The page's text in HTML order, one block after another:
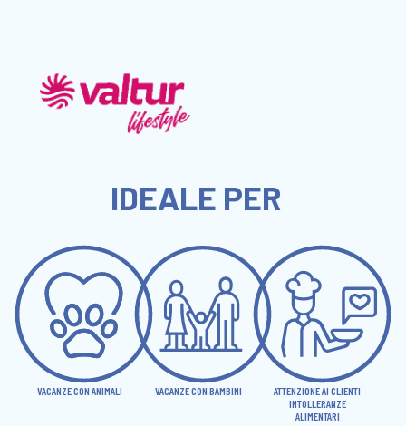
IDEALE PER
VACANZE CON ANIMALI VACANZE CON BAMBINI
ATTENZIONE AI CLIENTI
INTOLLERANZE
ALIMENTARI